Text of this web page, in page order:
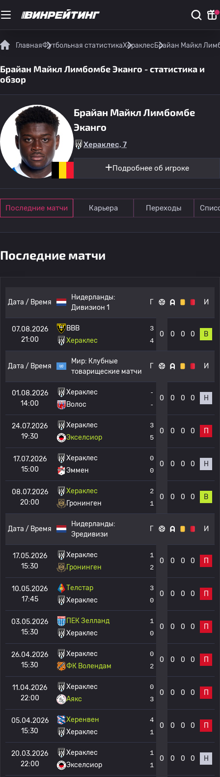
ГлавнаяФутбольная статистикаХераклесБрайан Майкл
Брайан Майкл Лимбомбе Эканго - статистика и
обзор
Брайан Майкл Лимбомбе
Эканго
Хераклес, 7
Подробнее об игроке
Последние матчи Карьера Переходы
Последние матчи
Дата / Время
Нидерланды:
Дивизион 1
Г И
07.08.2026
21:00
ВВВ
Хераклес
3
4
0 0 0 0 В
Дата / Время
Мир: Клубные
товарищеские матчи
Г И
01.08.2026
14:00
Хераклес
Волос
-
-
0 0 0 0 Н
24.07.2026
19:30
Хераклес
Экселсиор
3
5
0 0 0 0 П
17.07.2026
15:00
Хераклес
Эммен
0
0
0 0 0 0 Н
08.07.2026
20:00
Хераклес
Гронинген
2
1
0 0 0 0 В
Дата / Время
Нидерланды:
Эредивизи
Г И
17.05.2026
15:30
Хераклес
Гронинген
1
2
0 0 0 0 П
10.05.2026
17:45
Телстар
Хераклес
3
0
0 0 0 0 П
03.05.2026
15:30
ПЕК Зелланд
Хераклес
1
0
0 0 0 0 П
26.04.2026
15:30
Хераклес
ФК Волендам
0
2
0 0 0 0 П
11.04.2026
22:00
Хераклес
Аякс
0
3
0 0 0 0 П
05.04.2026
15:30
Херенвен
Хераклес
4
1
0 0 0 0 П
20.03.2026
22:00
Хераклес
Экселсиор
1
1
0 0 0 0 Н